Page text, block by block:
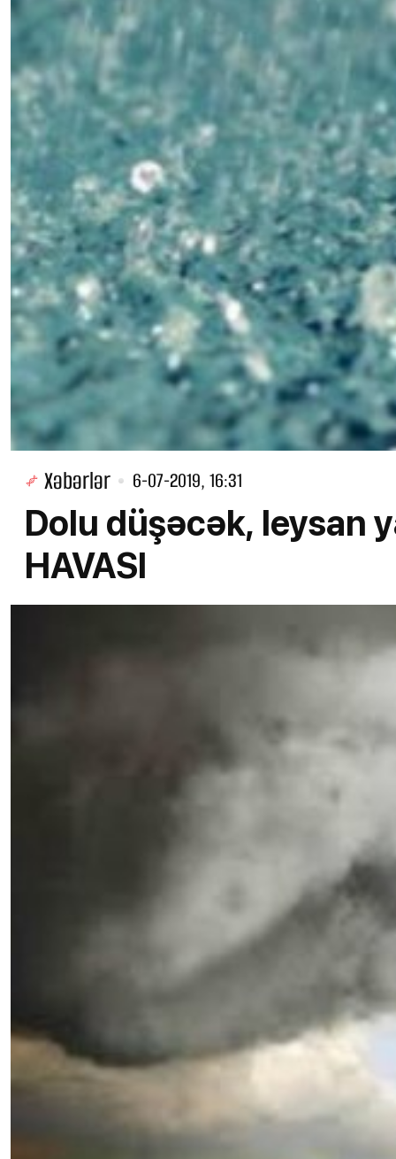
Xəbərlər 6-07-2019, 16:31
Dolu düşəcək, leysan
HAVASI